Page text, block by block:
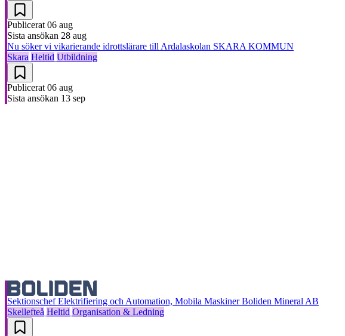
Publicerat 06 aug
Sista ansökan 28 aug
Nu söker vi vikarierande idrottslärare till Ardalaskolan SKARA KOMMUN
Skara Heltid Utbildning
Publicerat 06 aug
Sista ansökan 13 sep
Sektionschef Elektrifiering och Automation, Mobila Maskiner Boliden Mineral AB
Skellefteå Heltid Organisation & Ledning